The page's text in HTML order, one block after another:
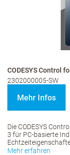
CODESYS Control
2302000005-SW
Mehr Infos
Die CODESYS
3 für PC-basierte
Mehr erfahren